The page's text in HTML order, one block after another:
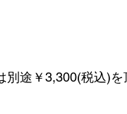
途￥3,300(税込)を